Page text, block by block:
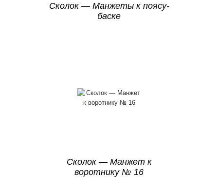
Сколок — Манжеты к поясу-
баске
Сколок — Манжет к
воротнику № 16